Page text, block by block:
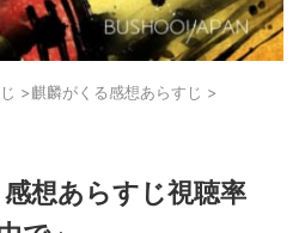
>麒麟がくる感想あらすじ >
想あらすじ視聴率